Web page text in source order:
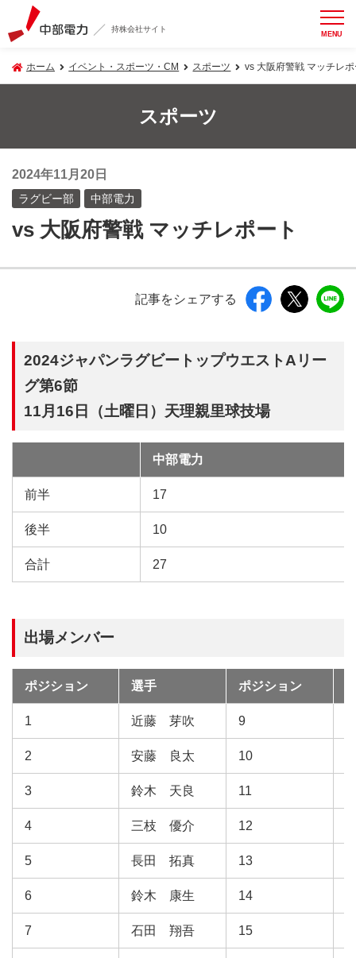
持株会社サイト MENU
ホーム イベント・スポーツ・CM スポーツ vs 大阪府警戦 マッチレ
スポーツ
2024年11月20日
ラグビー部 中部電力
vs 大阪府警戦 マッチレポート
記事をシェアする
2024ジャパンラグビートップウエストAリー
グ第6節
11月16日（土曜日）天理親里球技場
合
中部電力
前半 17
後半 10
合計 27
出場メンバー
ポジション 選手 ポジション
1 近藤 芽吹 9
2 安藤 良太 10
3 鈴木 天良 11
4 三枝 優介 12
5 長田 拓真 13
6 鈴木 康生 14
7 石田 翔吾 15